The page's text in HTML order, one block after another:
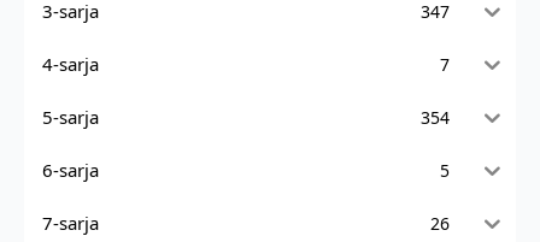
3-sarja 347
4-sarja 7
5-sarja 354
6-sarja 5
7-sarja 26